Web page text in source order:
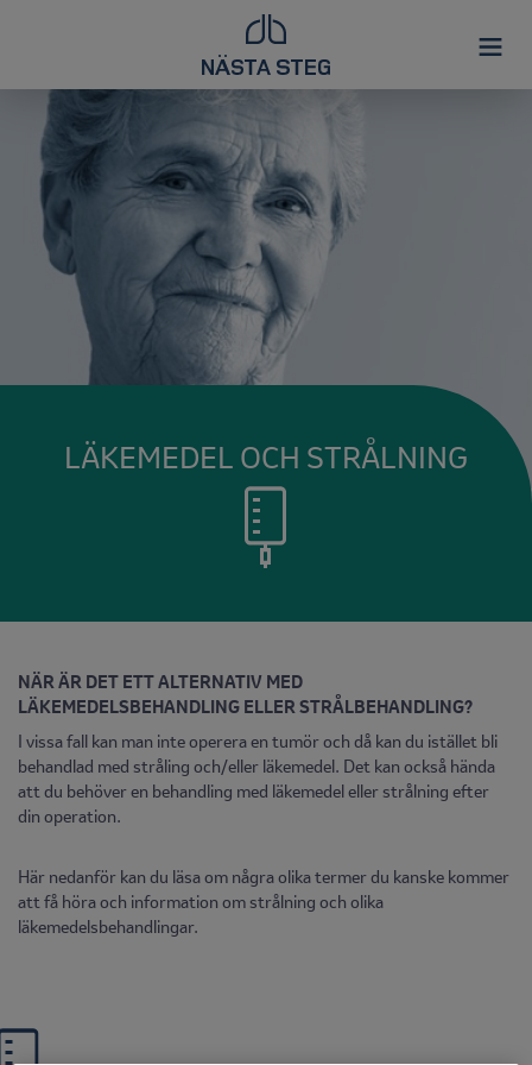
LÄKEMEDEL OCH STRÅLNING
NÄR ÄR DET ETT ALTERNATIV MED
LÄKEMEDELSBEHANDLING ELLER STRÅLBEHANDLING?
I vissa fall kan man inte operera en tumör och då kan du istället bli
behandlad med stråling och/eller läkemedel. Det kan också hända
att du behöver en behandling med läkemedel eller strålning efter
din operation.
Här nedanför kan du läsa om några olika termer du kanske kommer
att få höra och information om strålning och olika
läkemedelsbehandlingar.